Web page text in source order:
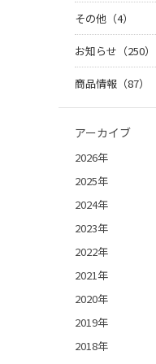
その他（4）
お知らせ（250）
商品情報（87）
アーカイブ
2026年
2025年
2024年
2023年
2022年
2021年
2020年
2019年
2018年